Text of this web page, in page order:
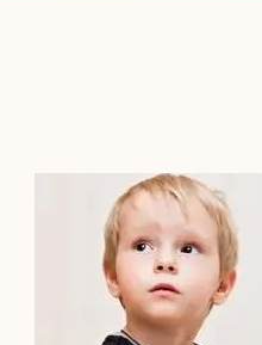
Localízanos